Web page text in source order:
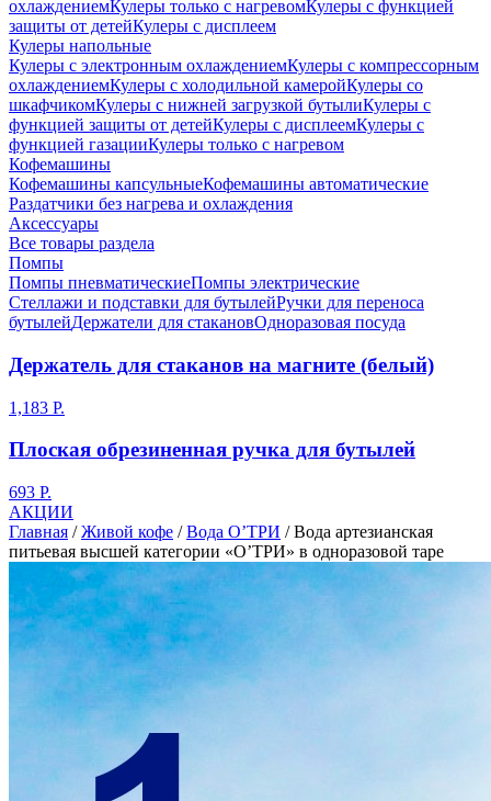
охлаждениемКулеры только с нагревомКулеры с функцией
защиты от детейКулеры с дисплеем
Кулеры напольные
Кулеры с электронным охлаждениемКулеры с компрессорным
охлаждениемКулеры с холодильной камеройКулеры со
шкафчикомКулеры с нижней загрузкой бутылиКулеры с
функцией защиты от детейКулеры с дисплеемКулеры с
функцией газацииКулеры только с нагревом
Кофемашины
Кофемашины капсульныеКофемашины автоматические
Раздатчики без нагрева и охлаждения
Аксессуары
Все товары раздела
Помпы
Помпы пневматическиеПомпы электрические
Стеллажи и подставки для бутылейРучки для переноса
бутылейДержатели для стакановОдноразовая посуда
Держатель для стаканов на магните (белый)
1,183 Р.
Плоская обрезиненная ручка для бутылей
693 Р.
АКЦИИ
Главная /Живой кофе /Вода О’ТРИ /Вода артезианская
питьевая высшей категории «О’ТРИ» в одноразовой таре